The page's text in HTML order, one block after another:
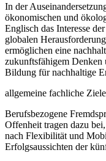
In der
ökonomischen und
Englisch das Interesse
globalen
ermöglichen eine
zukunftsfähigem
Bildung für nachhaltige
allgemeine fachliche Ziele
Berufsbezogene
Offenheit tragen dazu
nach Flexibilität und
Erfolgsaussichten der